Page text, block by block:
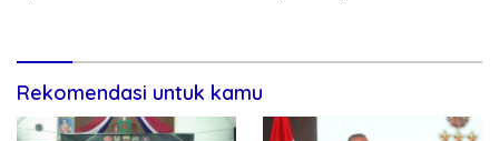
Rekomendasi untuk kamu